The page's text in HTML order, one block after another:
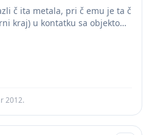
č ita metala, pri č emu je ta č
kraj) u kontatku sa objektom
2012.